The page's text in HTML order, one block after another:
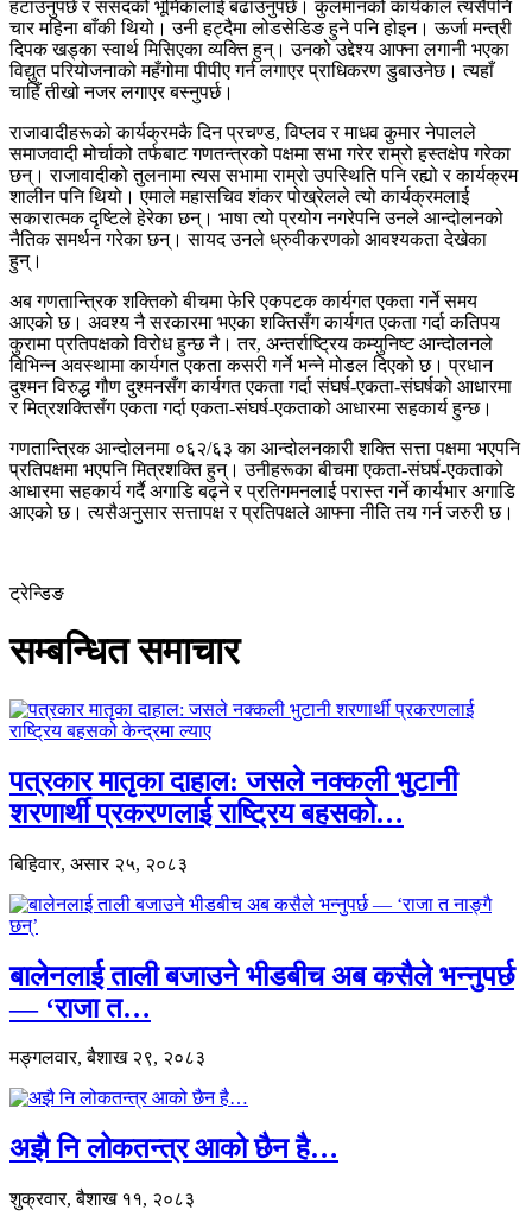
हटाउनुपर्छ र संसदको भूमिकालाई बढाउनुपर्छ। कुलमानको कार्यकाल त्यसैपनि
चार महिना बाँकी थियो। उनी हट्दैमा लोडसेडिङ हुने पनि होइन। ऊर्जा मन्त्री
दिपक खड्का स्वार्थ मिसिएका व्यक्ति हुन्। उनको उद्देश्य आफ्ना लगानी भएका
विद्युत परियोजनाको महँगोमा पीपीए गर्न लगाएर प्राधिकरण डुबाउनेछ। त्यहाँ
चाहिँ तीखो नजर लगाएर बस्नुपर्छ।
राजावादीहरूको कार्यक्रमकै दिन प्रचण्ड, विप्लव र माधव कुमार नेपालले
समाजवादी मोर्चाको तर्फबाट गणतन्त्रको पक्षमा सभा गरेर राम्रो हस्तक्षेप गरेका
छन्। राजावादीको तुलनामा त्यस सभामा राम्रो उपस्थिति पनि रह्यो र कार्यक्रम
शालीन पनि थियो। एमाले महासचिव शंकर पोख्रेलले त्यो कार्यक्रमलाई
सकारात्मक दृष्टिले हेरेका छन्। भाषा त्यो प्रयोग नगरेपनि उनले आन्दोलनको
नैतिक समर्थन गरेका छन्। सायद उनले ध्रुवीकरणको आवश्यकता देखेका
हुन्।
अब गणतान्त्रिक शक्तिको बीचमा फेरि एकपटक कार्यगत एकता गर्ने समय
आएको छ। अवश्य नै सरकारमा भएका शक्तिसँग कार्यगत एकता गर्दा कतिपय
कुरामा प्रतिपक्षको विरोध हुन्छ नै। तर, अन्तर्राष्ट्रिय कम्युनिष्ट आन्दोलनले
विभिन्न अवस्थामा कार्यगत एकता कसरी गर्ने भन्ने मोडल दिएको छ। प्रधान
दुश्मन विरुद्ध गौण दुश्मनसँग कार्यगत एकता गर्दा संघर्ष-एकता-संघर्षको आधारमा
र मित्रशक्तिसँग एकता गर्दा एकता-संघर्ष-एकताको आधारमा सहकार्य हुन्छ।
गणतान्त्रिक आन्दोलनमा ०६२/६३ का आन्दोलनकारी शक्ति सत्ता पक्षमा भएपनि
प्रतिपक्षमा भएपनि मित्रशक्ति हुन्। उनीहरूका बीचमा एकता-संघर्ष-एकताको
आधारमा सहकार्य गर्दै अगाडि बढ्ने र प्रतिगमनलाई परास्त गर्ने कार्यभार अगाडि
आएको छ। त्यसैअनुसार सत्तापक्ष र प्रतिपक्षले आफ्ना नीति तय गर्न जरुरी छ।
ट्रेन्डिङ
सम्बन्धित समाचार
पत्रकार मातृका दाहाल: जसले नक्कली भुटानी
शरणार्थी प्रकरणलाई राष्ट्रिय बहसको…
बिहिवार, असार २५, २०८३
बालेनलाई ताली बजाउने भीडबीच अब कसैले भन्नुपर्छ
— ‘राजा त…
मङ्गलवार, बैशाख २९, २०८३
अझै नि लोकतन्त्र आको छैन है…
शुक्रवार, बैशाख ११, २०८३